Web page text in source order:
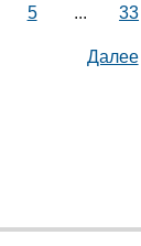
5 ... 33
Далее